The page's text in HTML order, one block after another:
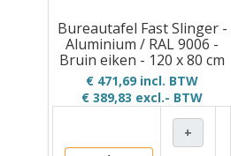
Bureautafel Fast Slinger -
Aluminium / RAL 9006 -
Bruin eiken - 120 x 80 cm
€ 471,69 incl. BTW
€ 389,83 excl.- BTW
+